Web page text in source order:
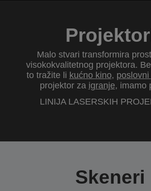
Malo stvari transformira
visokokvalitetnog projektora.
to tražite li kućno kino,
projektor za igranje, imamo
LINIJA LASERSKIH
Skeneri